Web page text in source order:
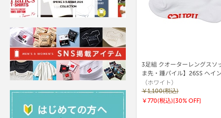
3足組 クオーターレングスソ
ま先・踵パイル】26SS ヘイ
(HBSCB201)
（ホワイト）
￥1,100(税込)
￥770(税込)[30% OFF]